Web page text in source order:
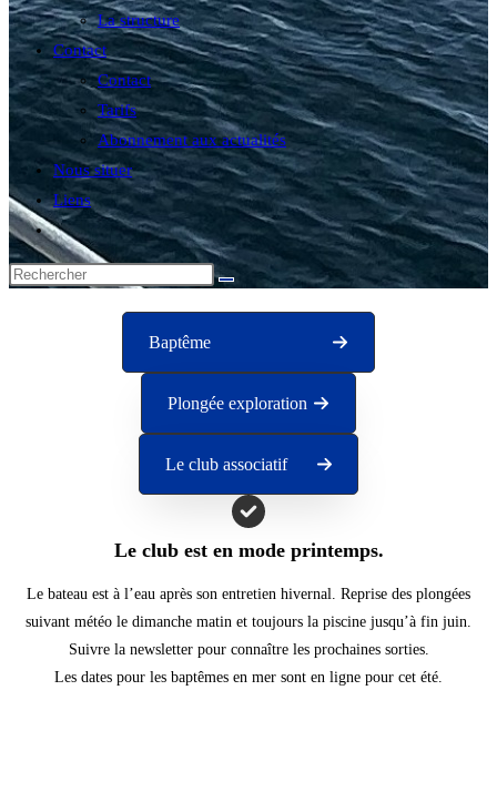
La structure
Contact
Contact
Tarifs
Abonnement aux actualités
Nous situer
Liens
Toggle
website
search
Baptême
Plongée exploration
Le club associatif
Le club est en mode printemps.
Le bateau est à l’eau après son entretien hivernal. Reprise des plongées
suivant météo le dimanche matin et toujours la piscine jusqu’à fin juin.
Suivre la newsletter pour connaître les prochaines sorties.
Les dates pour les baptêmes en mer sont en ligne pour cet été.